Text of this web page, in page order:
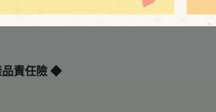
品責任險 ◆